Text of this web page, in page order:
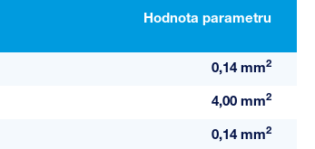
Hodnota parametru
0,14 mm2
4,00 mm2
0,14 mm2